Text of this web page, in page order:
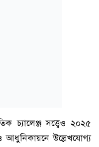
চ্যালেঞ্জ সত্ত্বেও ২০২৫
আধুনিকায়নে উল্লেখযোগ্য